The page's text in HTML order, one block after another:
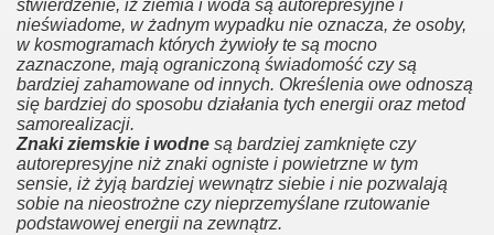
stwierdzenie, iż ziemia i woda są autorepresyjne i
nieświadome, w żadnym wypadku nie oznacza, że osoby,
w kosmogramach których żywioły te są mocno
zaznaczone, mają ograniczoną świadomość czy są
bardziej zahamowane od innych. Określenia owe odnoszą
się bardziej do sposobu działania tych energii oraz metod
samorealizacji.
Znaki ziemskie i wodne są bardziej zamknięte czy
autorepresyjne niż znaki ogniste i powietrzne w tym
sensie, iż żyją bardziej wewnątrz siebie i nie pozwalają
sobie na nieostrożne czy nieprzemyślane rzutowanie
podstawowej energii na zewnątrz.